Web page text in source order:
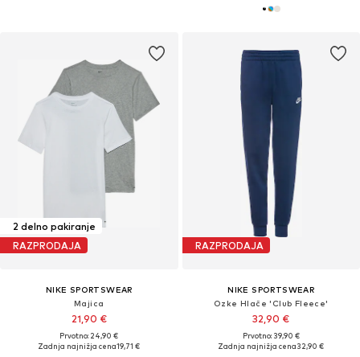
2 delno pakiranje
RAZPRODAJA
NIKE SPORTSWEAR
Majica
21,90 €
Prvotno: 24,90 €
Zadnja najnižja cena19,71 €
RAZPRODAJA
NIKE SPORTSWEAR
Ozke Hlače 'Club Fleece'
32,90 €
Prvotno: 39,90 €
Zadnja najnižja cena32,90 €